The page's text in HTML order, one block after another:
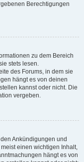
Berechtigungen
zu dem Bereich
stets lesen.
des Forums, in dem sie
hängt es von deinen
kannst oder nicht. Die
vergeben.
Ankündigungen und
einen wichtigen Inhalt,
hängt es von